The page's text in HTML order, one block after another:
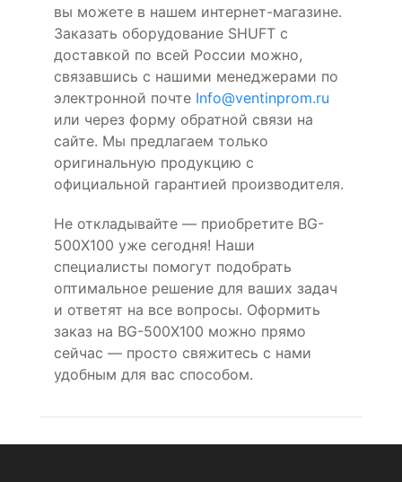
вы можете в нашем интернет-магазине.
Заказать оборудование SHUFT с
доставкой по всей России можно,
связавшись с нашими менеджерами по
электронной почте Info@ventinprom.ru
или через форму обратной связи на
сайте. Мы предлагаем только
оригинальную продукцию с
официальной гарантией производителя.
Не откладывайте — приобретите BG-
500X100 уже сегодня! Наши
специалисты помогут подобрать
оптимальное решение для ваших задач
и ответят на все вопросы. Оформить
заказ на BG-500X100 можно прямо
сейчас — просто свяжитесь с нами
удобным для вас способом.